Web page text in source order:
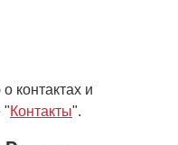
контактах и
"Контакты".